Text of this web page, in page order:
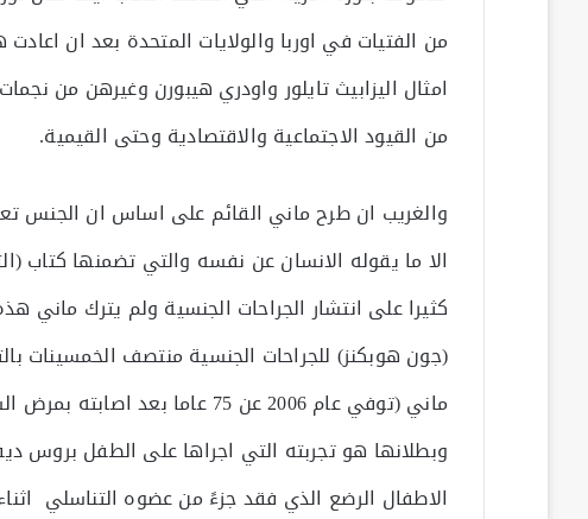
من الفتيات في اوربا والولايات المتحدة بعد ان
امثال اليزابيث تايلور واودري هيبورن وغيرهن من
من القيود الاجتماعية والاقتصادية وحتى القيمية.
والغريب ان طرح ماني القائم على اساس ان
الا ما يقوله الانسان عن نفسه والتي تضمنها كتاب
كثيرا على انتشار الجراحات الجنسية ولم يترك ماني
(جون هوبكنز) للجراحات الجنسية منتصف الخمسينات
ماني (توفي عام 2006 عن 75
وبطلانها هو تجربته التي اجراها على الطفل بروس
الاطفال الرضع الذي فقد جزءً من عضوه التناسلي